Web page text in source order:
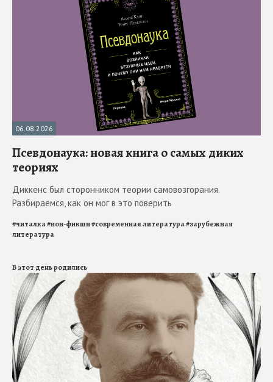
06.08.2026
Псевдонаука: новая книга о самых диких
теориях
Диккенс был сторонником теории самовозгорания.
Разбираемся, как он мог в это поверить
#читалка#нон-фикшн#современная литература#зарубежная
литература
В этот день родились